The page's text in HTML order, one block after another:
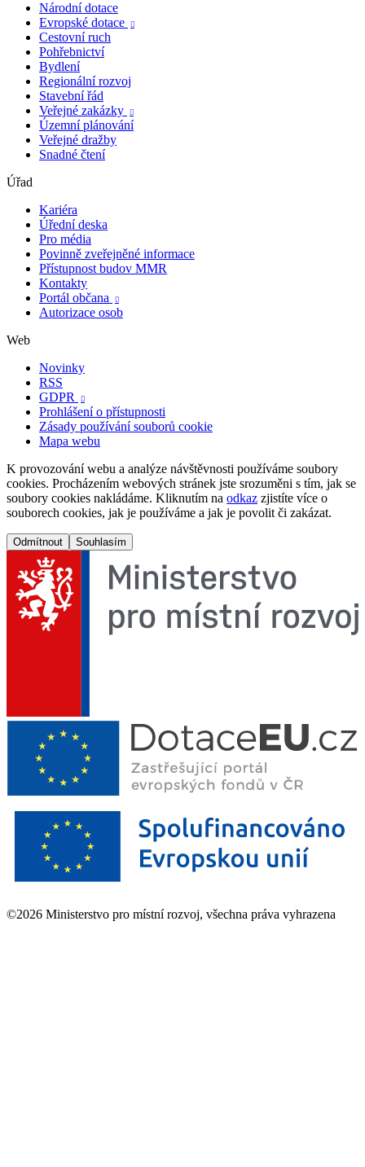
Národní dotace
Evropské dotace

Cestovní ruch
Pohřebnictví
Bydlení
Regionální rozvoj
Stavební řád
Veřejné zakázky

Územní plánování
Veřejné dražby
Snadné čtení
Úřad
Kariéra
Úřední deska
Pro média
Povinně zveřejněné informace
Přístupnost budov MMR
Kontakty
Portál občana

Autorizace osob
Web
Novinky
RSS
GDPR

Prohlášení o přístupnosti
Zásady používání souborů cookie
Mapa webu
K provozování webu a analýze návštěvnosti používáme soubory
cookies. Procházením webových stránek jste srozuměni s tím, jak se
soubory cookies nakládáme. Kliknutím na odkaz zjistíte více o
souborech cookies, jak je používáme a jak je povolit či zakázat.
Odmítnout Souhlasím
©2026 Ministerstvo pro místní rozvoj, všechna práva vyhrazena